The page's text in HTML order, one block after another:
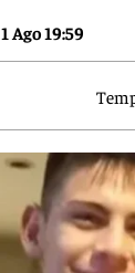
1 Ago 19:59